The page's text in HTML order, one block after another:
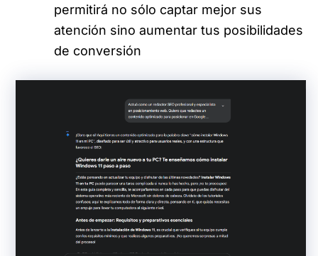
permitirá no sólo captar mejor sus
atención sino aumentar tus posibilidades
de conversión